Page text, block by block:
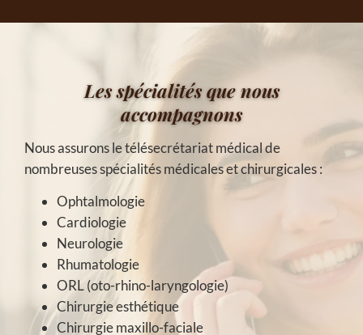
Les spécialités que nous
accompagnons
Nous assurons le télésecrétariat médical de
nombreuses spécialités médicales et chirurgicales :
Ophtalmologie
Cardiologie
Neurologie
Rhumatologie
ORL (oto-rhino-laryngologie)
Chirurgie esthétique
Chirurgie maxillo-faciale